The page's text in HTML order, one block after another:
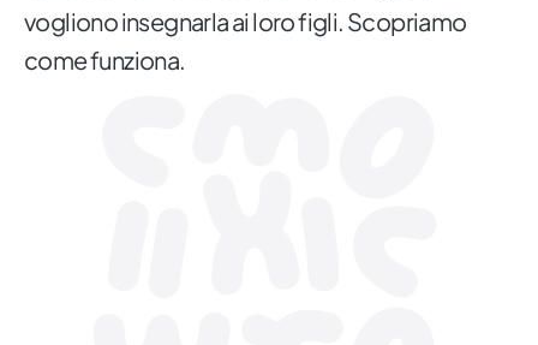
vogliono insegnarla ai loro figli. Scopriamo
come funziona.